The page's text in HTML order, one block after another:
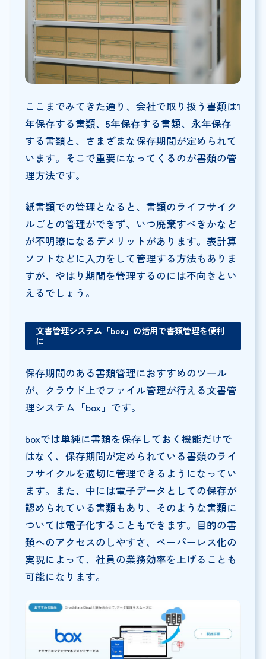
ここまでみてきた通り、会社で取り扱う書類は1
年保存する書類、5年保存する書類、永年保存
する書類と、さまざまな保存期間が定められて
います。そこで重要になってくるのが書類の管
理方法です。
紙書類での管理となると、書類のライフサイク
ルごとの管理ができず、いつ廃棄すべきかなど
が不明瞭になるデメリットがあります。表計算
ソフトなどに入力をして管理する方法もありま
すが、やはり期間を管理するのには不向きとい
えるでしょう。
文書管理システム「box」の活用で書類管理を便利
に
保存期間のある書類管理におすすめのツール
が、クラウド上でファイル管理が行える文書管
理システム「box」です。
boxでは単純に書類を保存しておく機能だけで
はなく、保存期間が定められている書類のライ
フサイクルを適切に管理できるようになってい
ます。また、中には電子データとしての保存が
認められている書類もあり、そのような書類に
ついては電子化することもできます。目的の書
類へのアクセスのしやすさ、ペーパーレス化の
実現によって、社員の業務効率を上げることも
可能になります。